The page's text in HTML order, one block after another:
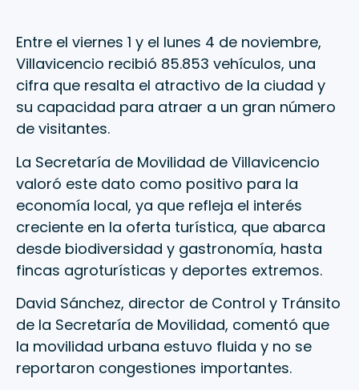
Entre el viernes 1 y el lunes 4 de noviembre,
Villavicencio recibió 85.853 vehículos, una
cifra que resalta el atractivo de la ciudad y
su capacidad para atraer a un gran número
de visitantes.
La Secretaría de Movilidad de Villavicencio
valoró este dato como positivo para la
economía local, ya que refleja el interés
creciente en la oferta turística, que abarca
desde biodiversidad y gastronomía, hasta
fincas agroturísticas y deportes extremos.
David Sánchez, director de Control y Tránsito
de la Secretaría de Movilidad, comentó que
la movilidad urbana estuvo fluida y no se
reportaron congestiones importantes.